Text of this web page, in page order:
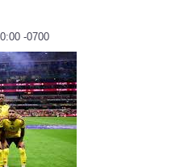
-0700